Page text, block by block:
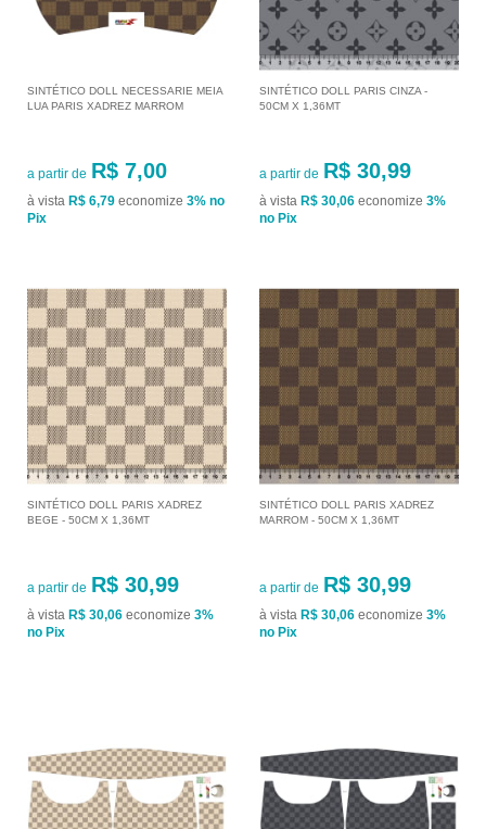
SINTÉTICO DOLL NECESSARIE MEIA
LUA PARIS XADREZ MARROM
a partir de R$ 7,00
à vista R$ 6,79 economize 3% no
Pix
SINTÉTICO DOLL PARIS CINZA -
50CM X 1,36MT
a partir de R$ 30,99
à vista R$ 30,06 economize 3%
no Pix
SINTÉTICO DOLL PARIS XADREZ
BEGE - 50CM X 1,36MT
a partir de R$ 30,99
à vista R$ 30,06 economize 3%
no Pix
SINTÉTICO DOLL PARIS XADREZ
MARROM - 50CM X 1,36MT
a partir de R$ 30,99
à vista R$ 30,06 economize 3%
no Pix